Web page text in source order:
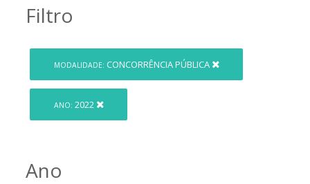
Filtro
MODALIDADE: CONCORRÊNCIA PÚBLICA
ANO: 2022
Ano